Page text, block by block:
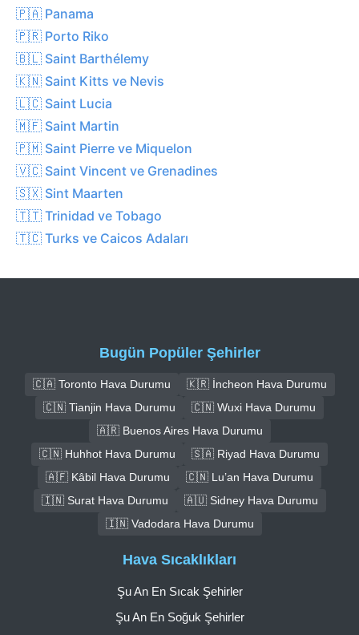
🇵🇦 Panama
🇵🇷 Porto Riko
🇧🇱 Saint Barthélemy
🇰🇳 Saint Kitts ve Nevis
🇱🇨 Saint Lucia
🇲🇫 Saint Martin
🇵🇲 Saint Pierre ve Miquelon
🇻🇨 Saint Vincent ve Grenadines
🇸🇽 Sint Maarten
🇹🇹 Trinidad ve Tobago
🇹🇨 Turks ve Caicos Adaları
Bugün Popüler Şehirler
🇨🇦 Toronto Hava Durumu
🇰🇷 İncheon Hava Durumu
🇨🇳 Tianjin Hava Durumu
🇨🇳 Wuxi Hava Durumu
🇦🇷 Buenos Aires Hava Durumu
🇨🇳 Huhhot Hava Durumu
🇸🇦 Riyad Hava Durumu
🇦🇫 Kâbil Hava Durumu
🇨🇳 Lu’an Hava Durumu
🇮🇳 Surat Hava Durumu
🇦🇺 Sidney Hava Durumu
🇮🇳 Vadodara Hava Durumu
Hava Sıcaklıkları
Şu An En Sıcak Şehirler
Şu An En Soğuk Şehirler